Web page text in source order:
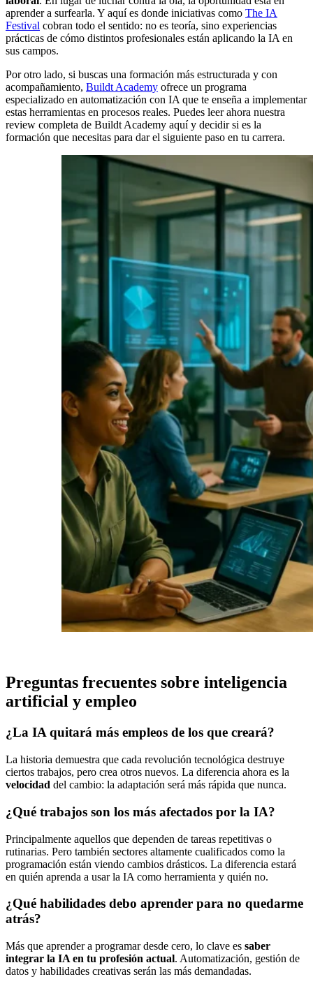
aprender a surfearla. Y aquí es donde iniciativas como The IA
Festival cobran todo el sentido: no es teoría, sino experiencias
prácticas de cómo distintos profesionales están aplicando la IA en
sus campos.
Por otro lado, si buscas una formación más estructurada y con
acompañamiento, Buildt Academy ofrece un programa
especializado en automatización con IA que te enseña a implementar
estas herramientas en procesos reales. Puedes leer ahora nuestra
review completa de Buildt Academy aquí y decidir si es la
formación que necesitas para dar el siguiente paso en tu carrera.
Preguntas frecuentes sobre inteligencia
artificial y empleo
¿La IA quitará más empleos de los que creará?
La historia demuestra que cada revolución tecnológica destruye
ciertos trabajos, pero crea otros nuevos. La diferencia ahora es la
velocidad del cambio: la adaptación será más rápida que nunca.
¿Qué trabajos son los más afectados por la IA?
Principalmente aquellos que dependen de tareas repetitivas o
rutinarias. Pero también sectores altamente cualificados como la
programación están viendo cambios drásticos. La diferencia estará
en quién aprenda a usar la IA como herramienta y quién no.
¿Qué habilidades debo aprender para no quedarme
atrás?
Más que aprender a programar desde cero, lo clave es saber
integrar la IA en tu profesión actual. Automatización, gestión de
datos y habilidades creativas serán las más demandadas.